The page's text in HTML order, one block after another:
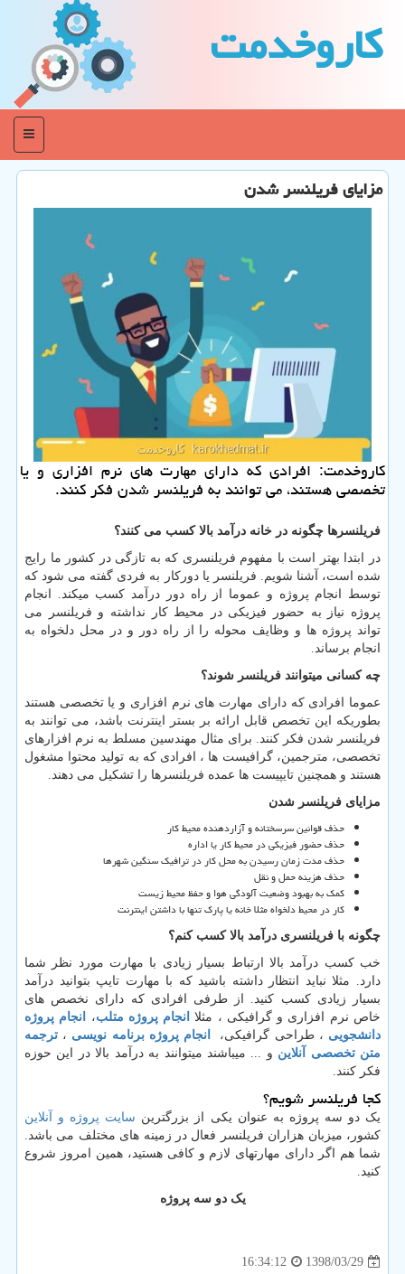
كاروخدمت
منو
مزایای فریلنسر شدن
كاروخدمت: افرادی كه دارای مهارت های نرم افزاری و یا
تخصصی هستند، می توانند به فریلنسر شدن فكر كنند.
فریلنسرها چگونه در خانه درآمد بالا کسب می کنند؟
در ابتدا بهتر است با مفهوم فریلنسری که به تازگی در کشور ما رایج
شده است، آشنا شویم. فریلنسر یا دورکار به فردی گفته می شود که
توسط انجام پروژه و عموما از راه دور درآمد کسب میکند. انجام
پروژه نیاز به حضور فیزیکی در محیط کار نداشته و فریلنسر می
تواند پروژه ها و وظایف محوله را از راه دور و در محل دلخواه به
انجام برساند
چه کسانی میتوانند فریلنسر شوند؟
عموما افرادی که دارای مهارت های نرم افزاری و یا تخصصی هستند
بطوریکه این تخصص قابل ارائه بر بستر اینترنت باشد، می توانند به
فریلنسر شدن فکر کنند. برای مثال مهندسین مسلط به نرم افزارهای
تخصصی، مترجمین، گرافیست ها ، افرادی که به تولید محتوا مشغول
هستند و همچنین تایپیست ها عمده فریلنسرها را تشکیل می دهند.
مزایای فریلنسر شدن
حذف قوانین سرسختانه و آزاردهنده محیط کار
حذف حضور فیزیکی در محیط کار یا اداره
حذف مدت زمان رسیدن به محل کار در ترافیک سنگین شهرها
حذف هزینه حمل و نقل
کمک به بهبود وضعیت آلودگی هوا و حفظ محیط زیست
کار در محیط دلخواه مثلا خانه یا پارک تنها با داشتن اینترنت
چگونه با فریلنسری درآمد بالا کسب کنم؟
خب کسب درآمد بالا ارتباط بسیار زیادی با مهارت مورد نظر شما
دارد. مثلا نباید انتظار داشته باشید که با مهارت تایپ بتوانید درآمد
بسیار زیادی کسب کنید. از طرفی افرادی که دارای نخصص های
خاص نرم افزاری و گرافیکی ، مثلا انجام پروژه متلب،
انجام پروژه
دانشجویی ، طراحی گرافیکی، انجام پروژه برنامه نویسی ، ترجمه
متن تخصصی آنلاین و ... میباشند میتوانند به درآمد بالا در این حوزه
فکر کنند
کجا فریلنسر شویم؟
یک دو سه پروژه به عنوان یکی از بزرگترین سایت پروژه و آنلاین
کشور، میزبان هزاران فریلنسر فعال در زمینه های مختلف می باشد.
شما هم اگر دارای مهارتهای لازم و کافی هستید، همین امروز شروع
کنید.
یک دو سه پروژه
1398/03/29
16:34:12